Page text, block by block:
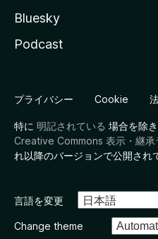
Bluesky
Podcast
プライバシー Cookie
特に 明記されている 場合を除
Creative Commons 表示・継承
れ以降のバージョンで公開され
言語を変更
Change theme